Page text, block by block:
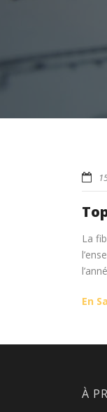
La
En
À